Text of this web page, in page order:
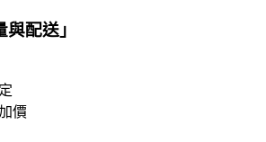
與配送 」
價